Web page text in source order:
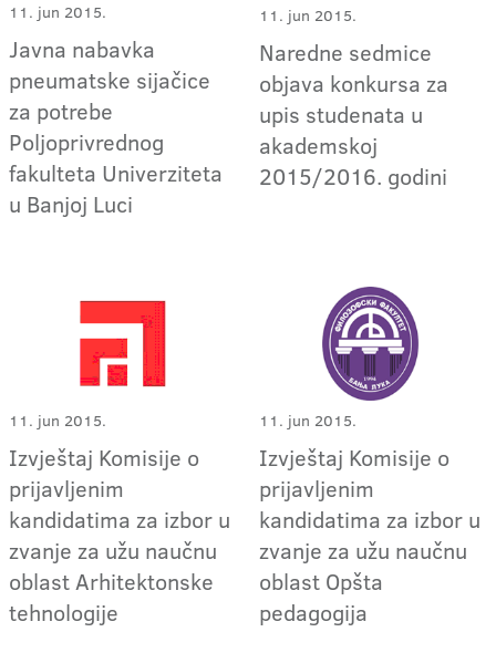
11. jun 2015.
Javna nabavka
pneumatske sijačice
za potrebe
Poljoprivrednog
fakulteta Univerziteta
u Banjoj Luci
11. jun 2015.
Naredne sedmice
objava konkursa za
upis studenata u
akademskoj
2015/2016. godini
11. jun 2015.
Izvještaj Komisije o
prijavljenim
kandidatima za izbor u
zvanje za užu naučnu
oblast Arhitektonske
tehnologije
11. jun 2015.
Izvještaj Komisije o
prijavljenim
kandidatima za izbor u
zvanje za užu naučnu
oblast Opšta
pedagogija